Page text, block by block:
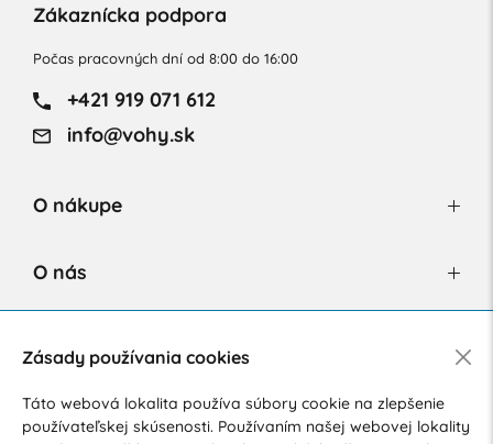
Zákaznícka podpora
Počas pracovných dní od 8:00 do 16:00
+421 919 071 612
info@vohy.sk
O nákupe
O nás
Súhlasím so spracovaním osobných údajov pre marketingové
Zásady používania cookies
Táto webová lokalita používa súbory cookie na zlepšenie
používateľskej skúsenosti. Používaním našej webovej lokality